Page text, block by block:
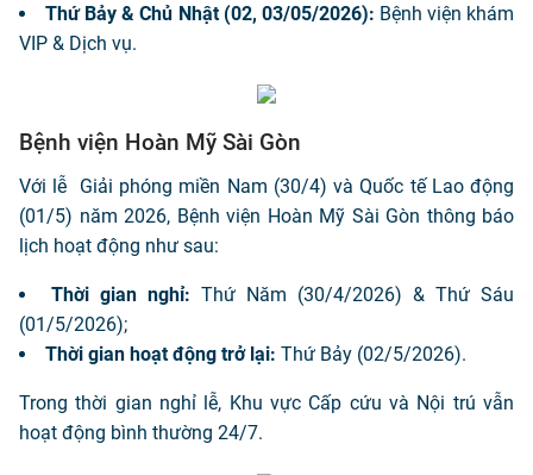
Thứ Bảy & Chủ Nhật (02, 03/05/2026): Bệnh viện khám
VIP & Dịch vụ.
Bệnh viện Hoàn Mỹ Sài Gòn
Với lễ Giải phóng miền Nam (30/4) và Quốc tế Lao động
(01/5) năm 2026, Bệnh viện Hoàn Mỹ Sài Gòn thông báo
lịch hoạt động như sau:
Thời gian nghỉ: Thứ Năm (30/4/2026) & Thứ Sáu
(01/5/2026);
Thời gian hoạt động trở lại: Thứ Bảy (02/5/2026).
Trong thời gian nghỉ lễ, Khu vực Cấp cứu và Nội trú vẫn
hoạt động bình thường 24/7.